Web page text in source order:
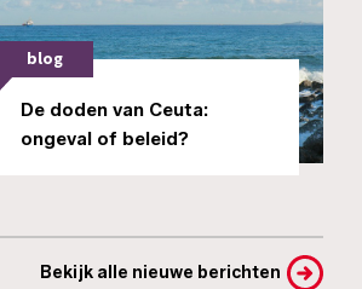
blog
De doden van Ceuta:
ongeval of beleid?
Bekijk alle nieuwe berichten